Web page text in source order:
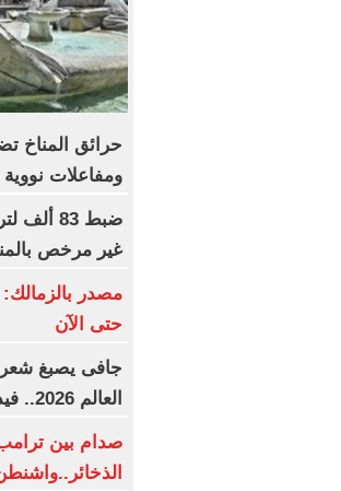
حرائق المناخ
ومفاعلات نووية
ضبط 83
غير مرخص
مصدر
حتى الآن
جافى يصبغ
العالم 2026.. فيديو
صدام بين